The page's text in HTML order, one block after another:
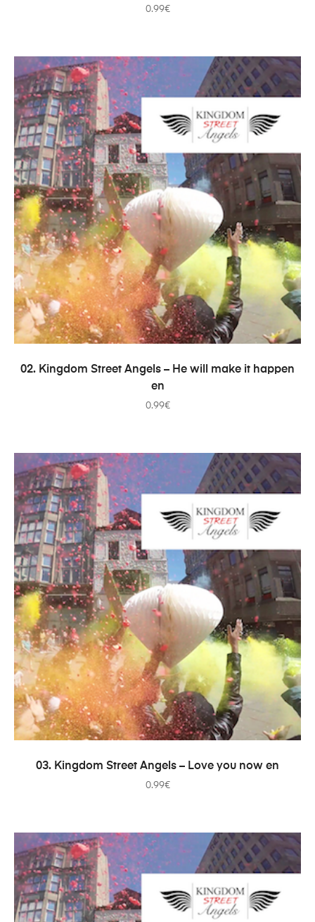
0.99€
PRIDAŤ DO KOŠÍKA
02. Kingdom Street Angels – He will make it happen
en
0.99€
PRIDAŤ DO KOŠÍKA
03. Kingdom Street Angels – Love you now en
0.99€